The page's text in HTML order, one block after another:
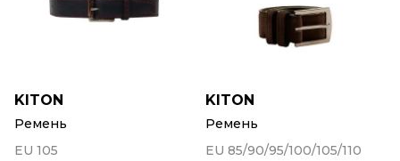
KITON
Ремень
EU 105
KITON
Ремень
EU 85/90/95/100/105/110